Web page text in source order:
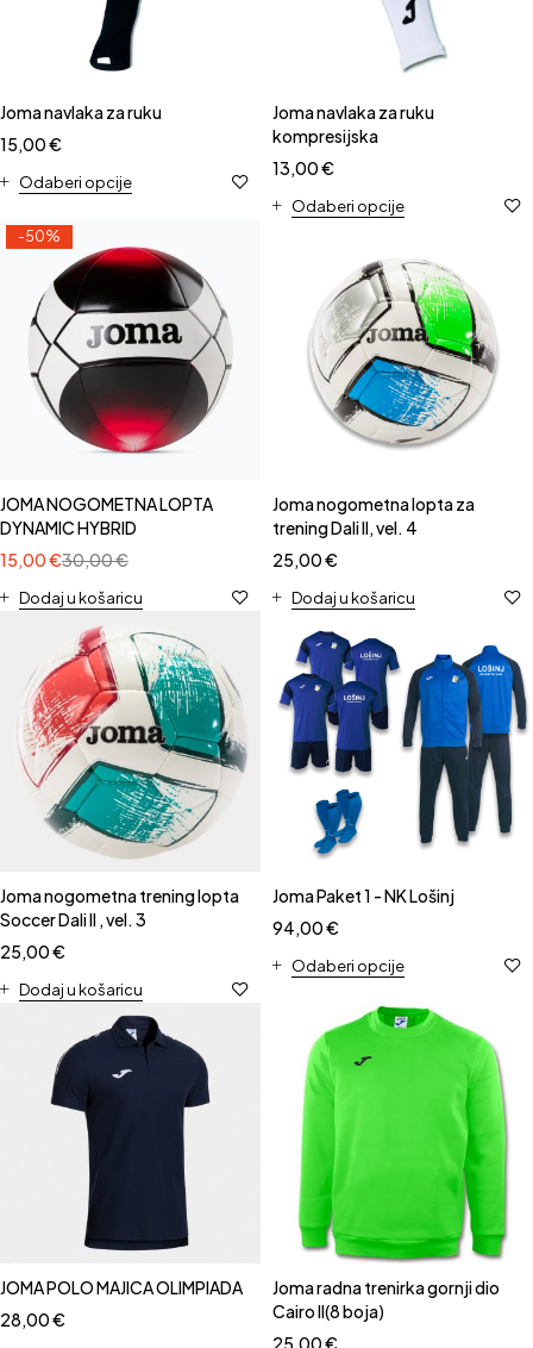
Joma navlaka za ruku
15,00€
Odaberi opcije
Joma navlaka za ruku
kompresijska
13,00€
Odaberi opcije
-50%
JOMA NOGOMETNA LOPTA
DYNAMIC HYBRID
30,00€
15,00€
Dodaj u košaricu
Joma nogometna lopta za
trening Dali II, vel. 4
25,00€
Dodaj u košaricu
Joma nogometna trening lopta
Soccer Dali II , vel. 3
25,00€
Dodaj u košaricu
Joma Paket 1 - NK Lošinj
94,00€
Odaberi opcije
JOMA POLO MAJICA OLIMPIADA
28,00€
Joma radna trenirka gornji dio
Cairo II(8 boja)
25,00€